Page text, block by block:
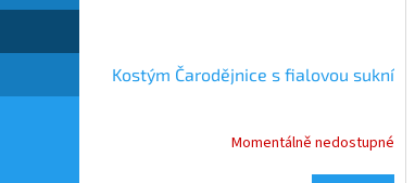
Kostým Čarodějnice s fialovou sukní
Momentálně nedostupné